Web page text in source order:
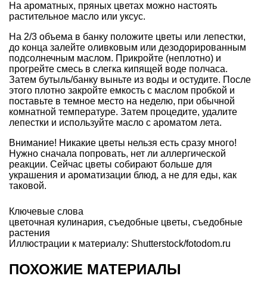
На ароматных, пряных цветах можно настоять
растительное масло или уксус.
На 2/3 объема в банку положите цветы или лепестки,
до конца залейте оливковым или дезодорированным
подсолнечным маслом. Прикройте (неплотно) и
прогрейте смесь в слегка кипящей воде полчаса.
Затем бутыль/банку выньте из воды и остудите. После
этого плотно закройте емкость с маслом пробкой и
поставьте в темное место на неделю, при обычной
комнатной температуре. Затем процедите, удалите
лепестки и используйте масло с ароматом лета.
Внимание! Никакие цветы нельзя есть сразу много!
Нужно сначала попровать, нет ли аллергической
реакции. Сейчас цветы собирают больше для
украшения и ароматизации блюд, а не для еды, как
таковой.
Ключевые слова
цветочная кулинария, съедобные цветы, съедобные
растения
Иллюстрации к материалу: Shutterstock/fotodom.ru
ПОХОЖИЕ МАТЕРИАЛЫ